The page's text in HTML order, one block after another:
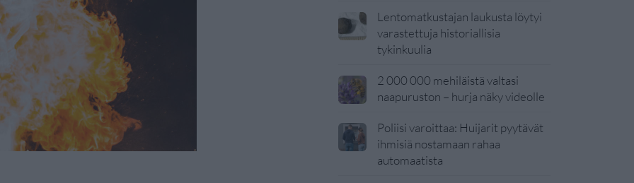
Lentomatkustajan laukusta löytyi
varastettuja historiallisia
tykinkuulia
2 000 000 mehiläistä valtasi
naapuruston – hurja näky videolle
Poliisi varoittaa: Huijarit pyytävät
ihmisiä nostamaan rahaa
automaatista